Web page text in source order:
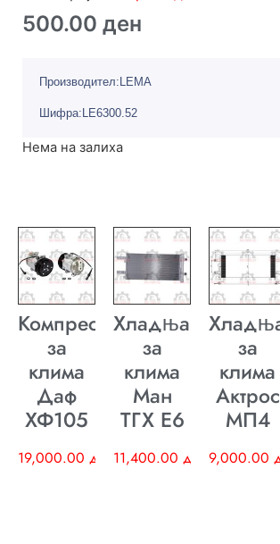
500.00 ден
Производител:LEMA
Шифра:LE6300.52
Нема на залиха
Компресор
за
клима
Даф
ХФ105
19,000.00 ден
Хладњак
за
клима
Ман
ТГХ E6
11,400.00 ден
за
клима
Актрос
МП4
9,000.00